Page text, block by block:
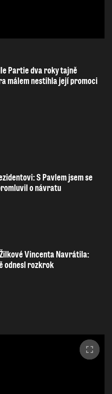
Partie dva roky tajně
málem nestihla její promoci
S Pavlem jsem se
o návratu
Vincenta Navrátila:
odnesl rozkrok